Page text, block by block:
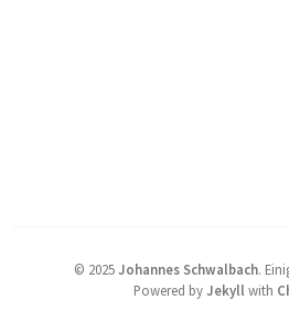
© 2025 Johannes Schwalbach.
Powered byJekyll with